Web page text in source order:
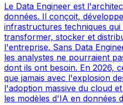
Le Data Engineer est
données. Il conçoit,
infrastructures techniques
transformer, stocker et
l'entreprise. Sans Data
les analystes ne pourraient
dont ils ont besoin. En 2026,
que jamais avec l'explosion
l'adoption massive du cloud
les modèles d'IA en données